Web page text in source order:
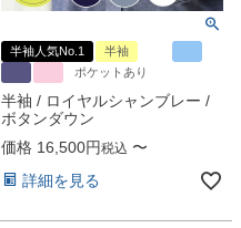
半袖人気No.1
半袖
ポケットあり
半袖 / ロイヤルシャンブレー /
ボタンダウン
価格 16,500 税込 〜
詳細を見る